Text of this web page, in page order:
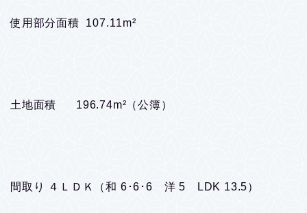
使用部分面積 107.11m²
土地面積 196.74m²（公簿）
間取り ４ＬＤＫ（和 6･6･6 洋 5 LDK 13.5）